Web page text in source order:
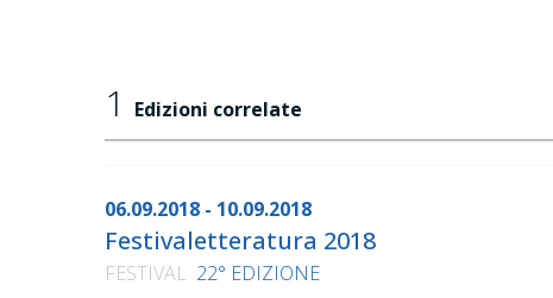
1 Edizioni correlate
06.09.2018 - 10.09.2018
Festivaletteratura 2018
FESTIVAL 22° EDIZIONE